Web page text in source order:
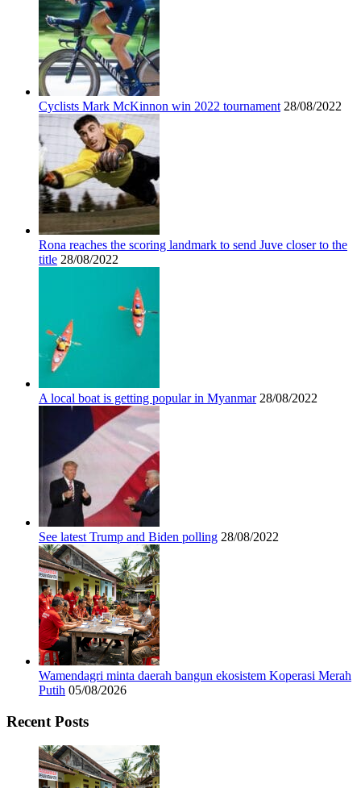
Cyclists Mark McKinnon win 2022 tournament 28/08/2022
Rona reaches the scoring landmark to send Juve closer to the
title 28/08/2022
A local boat is getting popular in Myanmar 28/08/2022
See latest Trump and Biden polling 28/08/2022
Wamendagri minta daerah bangun ekosistem Koperasi Merah
Putih 05/08/2026
Recent Posts